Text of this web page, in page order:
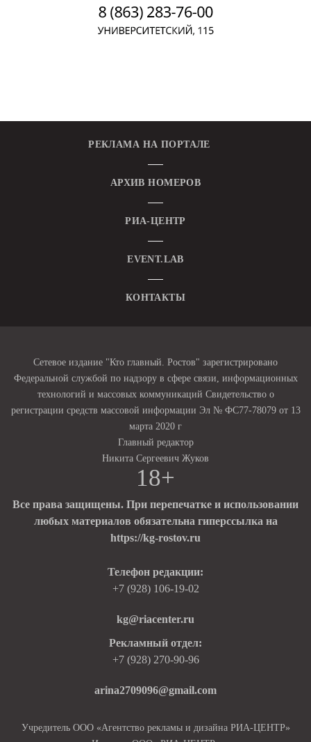
РЕКЛАМА НА ПОРТАЛЕ
АРХИВ НОМЕРОВ
РИА-ЦЕНТР
EVENT.LAB
КОНТАКТЫ
Сетевое издание "Кто главный. Ростов" зарегистрировано
Федеральной службой по надзору в сфере связи, информационных
технологий и массовых коммуникаций Свидетельство о
регистрации средств массовой информации Эл № ФС77-78079 от 13
марта 2020 г
Главный редактор
Никита Сергеевич Жуков
18+
Все права защищены. При перепечатке и использовании
любых материалов обязательна гиперссылка на
https://kg-rostov.ru
Телефон редакции:
+7 (928) 106-19-02
kg@riacenter.ru
Рекламный отдел:
+7 (928) 270-90-96
arina2709096@gmail.com
Учредитель ООО «Агентство рекламы и дизайна РИА-ЦЕНТР»